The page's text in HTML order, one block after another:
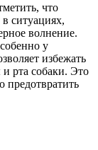
что
ситуациях,
волнение.
у
избежать
рта собаки. Это
предотвратить